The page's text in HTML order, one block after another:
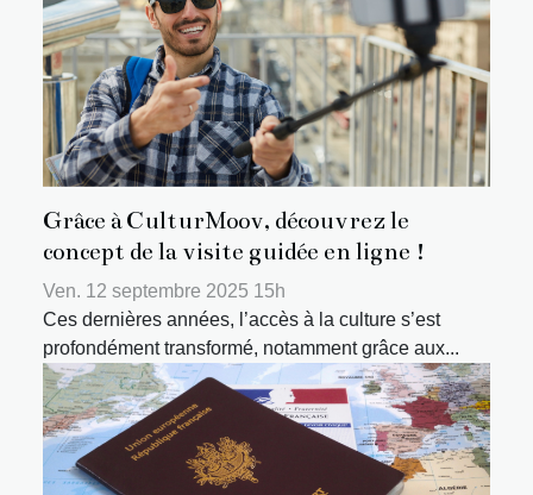
Grâce à CulturMoov, découvrez le
concept de la visite guidée en ligne !
Ven. 12 septembre 2025 15h
Ces dernières années, l’accès à la culture s’est
profondément transformé, notamment grâce aux...